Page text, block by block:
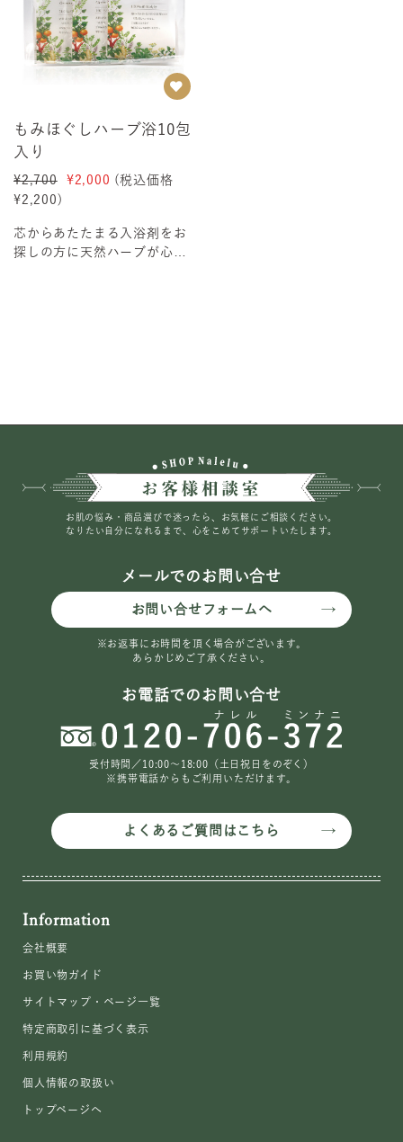
もみほぐしハーブ浴10包
入り
¥2,700 ¥2,000 (税込価格
¥2,200 )
芯からあたたまる入浴剤をお
探しの方に天然ハーブが心ま
お肌の悩み・商品選びで迷ったら、お気軽にご相談ください。
なりたい自分になれるまで、心をこめてサポートいたします。
メールでのお問い合せ
お問い合せフォームへ
※お返事にお時間を頂く場合がございます。
あらかじめご了承ください。
お電話でのお問い合せ
受付時間／10:00〜18:00（土日祝日をのぞく）
※携帯電話からもご利用いただけます。
よくあるご質問はこちら
Information
会社概要
お買い物ガイド
サイトマップ・ページ一覧
特定商取引に基づく表示
利用規約
個人情報の取扱い
トップページへ